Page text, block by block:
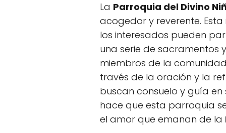
La Parroquia del Divino
acogedor y reverente.
los interesados pueden
una serie de sacramentos
miembros de la
través de la oración y la
buscan consuelo y guía
hace que esta parroquia
el amor que emanan de la